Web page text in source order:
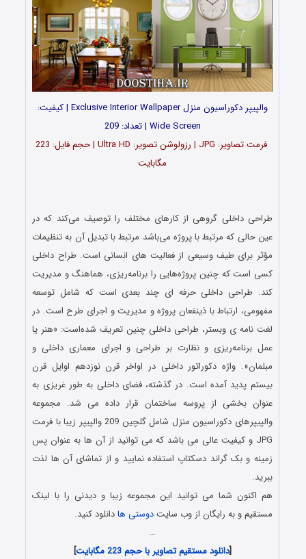
والپیپر دکوراسیون منزل Exclusive Interior Wallpaper | کیفیت:
Wide Screen | تعداد: 209
فرمت تصاویر: JPG | رزولوشن تصویر: Ultra HD | حجم فایل: 223
مگابایت
طراحی داخلی گروهی از کارهای مختلف را توصیف می‌کند که در
عین حالی که مرتبط با پروژه می‌باشد مرتبط با تبدیل آن به تنظیمات
مؤثر برای طیف وسیعی از فعالیت‌ های انسانی است. طراح داخلی
کسی است که چنین پروژه‌هایی را برنامه‌ریزی، هماهنگ و مدیریت
کند. طراحی داخلی حرفه‌ ای چند بعدی است که شامل توسعه
مفهومی، ارتباط با ذینفعان پروژه و مدیریت و اجرای طرح است. در
لغت‌ نامه ی وبستر، طراحی داخلی چنین تعریف شده‌است: «هنر یا
عمل برنامه‌ریزی و نظارت بر طراحی و اجرای معماری داخلی و
مبلمان». واژه دکوراتور داخلی در اواخر قرن نوزدهم اوایل قرن
بیستم پدید آمده‌ است. در گذشته، فضای داخلی به‌ طور غریزی به
عنوان بخشی از پروسه ساختمان قرار داده می‌ شد. مجموعه
والپیپرهای دکوراسیون منزل شامل گلچین 209 والپیپر زیبا با فرمت
JPG و کیفیت عالی می باشد که می توانید از آن ها به عنوان پس
زمینه و بک گراند دسکتاپ استفاده نمایید و از تماشای آن ها لذت
ببرید.
هم اکنون شما می توانید این مجموعه زیبا و دیدنی را با لینک
مستقیم و به رایگان از وب سایتدوستی هادانلود کنید.
…
[دانلود مستقیم تصاویر با حجم 223 مگابایت ]